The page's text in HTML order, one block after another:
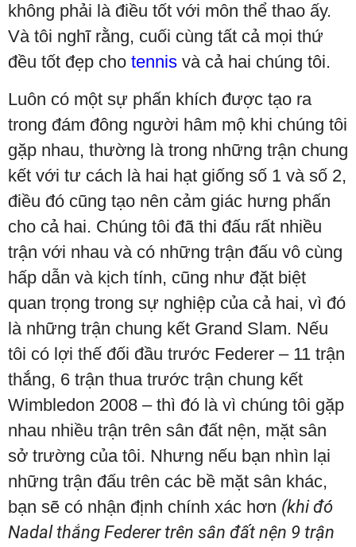
không phải là điều tốt với môn thể thao ấy.
Và tôi nghĩ rằng, cuối cùng tất cả mọi thứ
đều tốt đẹp cho tennis và cả hai chúng tôi.
Luôn có một sự phấn khích được tạo ra
trong đám đông người hâm mộ khi chúng tôi
gặp nhau, thường là trong những trận chung
kết với tư cách là hai hạt giống số 1 và số 2,
điều đó cũng tạo nên cảm giác hưng phấn
cho cả hai. Chúng tôi đã thi đấu rất nhiều
trận với nhau và có những trận đấu vô cùng
hấp dẫn và kịch tính, cũng như đặt biệt
quan trọng trong sự nghiệp của cả hai, vì đó
là những trận chung kết Grand Slam. Nếu
tôi có lợi thế đối đầu trước Federer – 11 trận
thắng, 6 trận thua trước trận chung kết
Wimbledon 2008 – thì đó là vì chúng tôi gặp
nhau nhiều trận trên sân đất nện, mặt sân
sở trường của tôi. Nhưng nếu bạn nhìn lại
những trận đấu trên các bề mặt sân khác,
bạn sẽ có nhận định chính xác hơn (khi đó
Nadal thắng Federer trên sân đất nện 9 trận